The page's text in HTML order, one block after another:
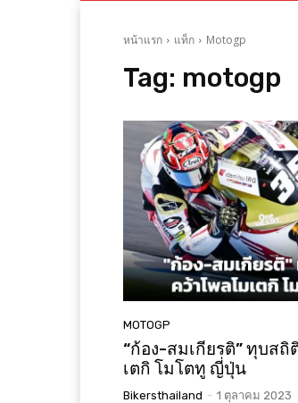
หน้าแรก แท็ก Motogp
Tag: motogp
MOTOGP
“ก้อง-สมเกียรติ” ทุบส
เตกิ โมโตทู ญี่ปุ่น
Bikersthailand - 1 ตุลาคม 2023